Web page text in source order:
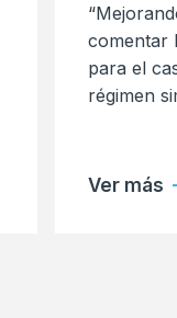
comentar
para el
régimen
Ver más